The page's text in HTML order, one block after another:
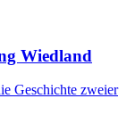
Wiedland
Geschichte zweier